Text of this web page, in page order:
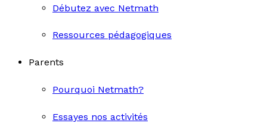
Débutez avec Netmath
Ressources pédagogiques
Parents
Pourquoi Netmath?
Essayes nos activités